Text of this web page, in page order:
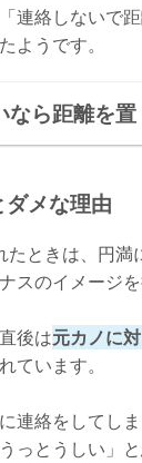
連絡しないで
ようです。
なら距離を
メな理由
ときは、円満
スのイメージを
後は元カノに
ています。
連絡をしてし
っとうしい」と